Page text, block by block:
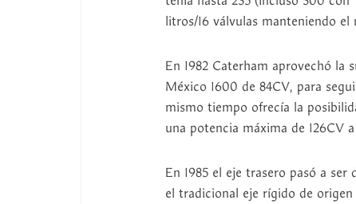
litros/16 válvulas manteniendo
En 1982 Caterham aprovechó la
México 1600 de 84CV, para
mismo tiempo ofrecía la
una potencia máxima de 126CV
En 1985 el eje trasero pasó a
el tradicional eje rígido de